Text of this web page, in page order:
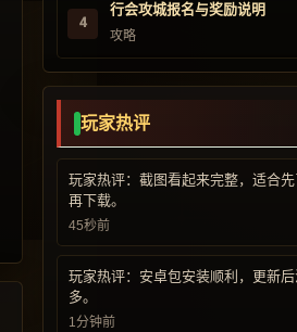
4
行会攻城报名与奖励说明
攻略
玩家热评
玩家热评：截图看起来完整，适合
再下载。
45秒前
玩家热评：安卓包安装顺利，更新
多。
1分钟前